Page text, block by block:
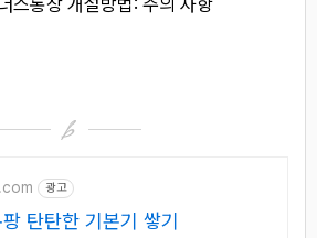
광고
탄탄한 기본기 쌓기